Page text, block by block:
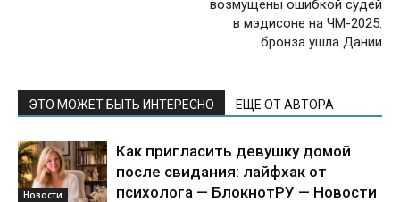
возмущены ошибкой судей
в мэдисоне на ЧМ-2025:
бронза ушла Дании
ЭТО МОЖЕТ БЫТЬ ИНТЕРЕСНО ЕЩЕ ОТ АВТОРА
Новости
Как пригласить девушку домой
после свидания: лайфхак от
психолога — БлокнотРУ — Новости